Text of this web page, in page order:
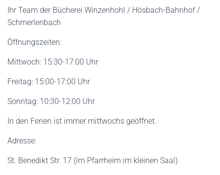
Ihr Team der Bücherei Winzenhohl / Hösbach-Bahnhof /
Schmerlenbach
Öffnungszeiten:
Mittwoch: 15:30-17:00 Uhr
Freitag: 15:00-17:00 Uhr
Sonntag: 10:30-12:00 Uhr
In den Ferien ist immer mittwochs geöffnet.
Adresse:
St. Benedikt Str. 17 (im Pfarrheim im kleinen Saal)